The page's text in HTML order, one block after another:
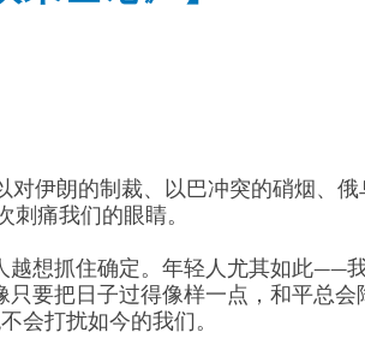
伊朗的制裁、以巴冲突的硝烟、俄
痛我们的眼睛。
越想抓住确定。年轻人尤其如此——
要把日子过得像样一点，和平总会
会打扰如今的我们。
天国的童话系列 – 大熊爵士开新店
RM51.00